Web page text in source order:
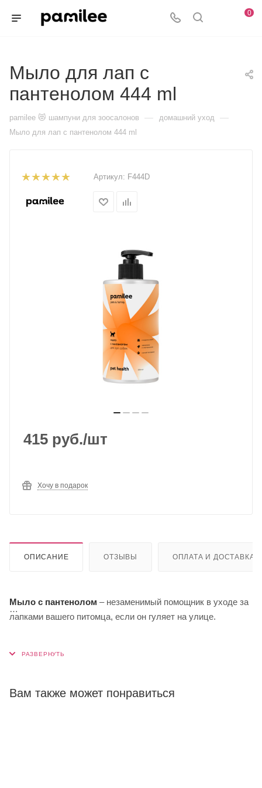
0
Мыло для лап с
пантенолом 444 ml
pamilee 😻 шампуни для зоосалонов — домашний уход —
Мыло для лап с пантенолом 444 ml
Артикул: F444D
415 руб./шт
Хочу в подарок
ОПИСАНИЕ ОТЗЫВЫ ОПЛАТА И ДОСТАВКА
Мыло с пантенолом – незаменимый помощник в уходе за
лапками вашего питомца, если он гуляет на улице.
смягчает сухую и чувствительную кожу. Органические ПАВ
Вам также может понравиться